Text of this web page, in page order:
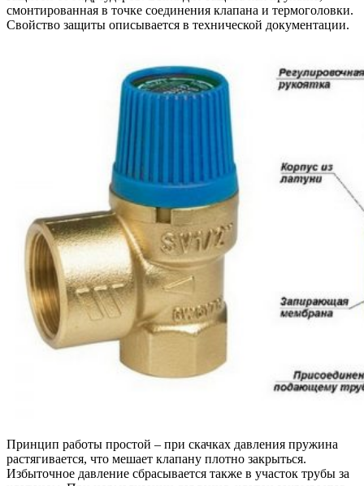
смонтированная в точке соединения клапана и термоголовки.
Свойство защиты описывается в технической документации.
Принцип работы простой – при скачках давления пружина
растягивается, что мешает клапану плотно закрыться.
Избыточное давление сбрасывается также в участок трубы за